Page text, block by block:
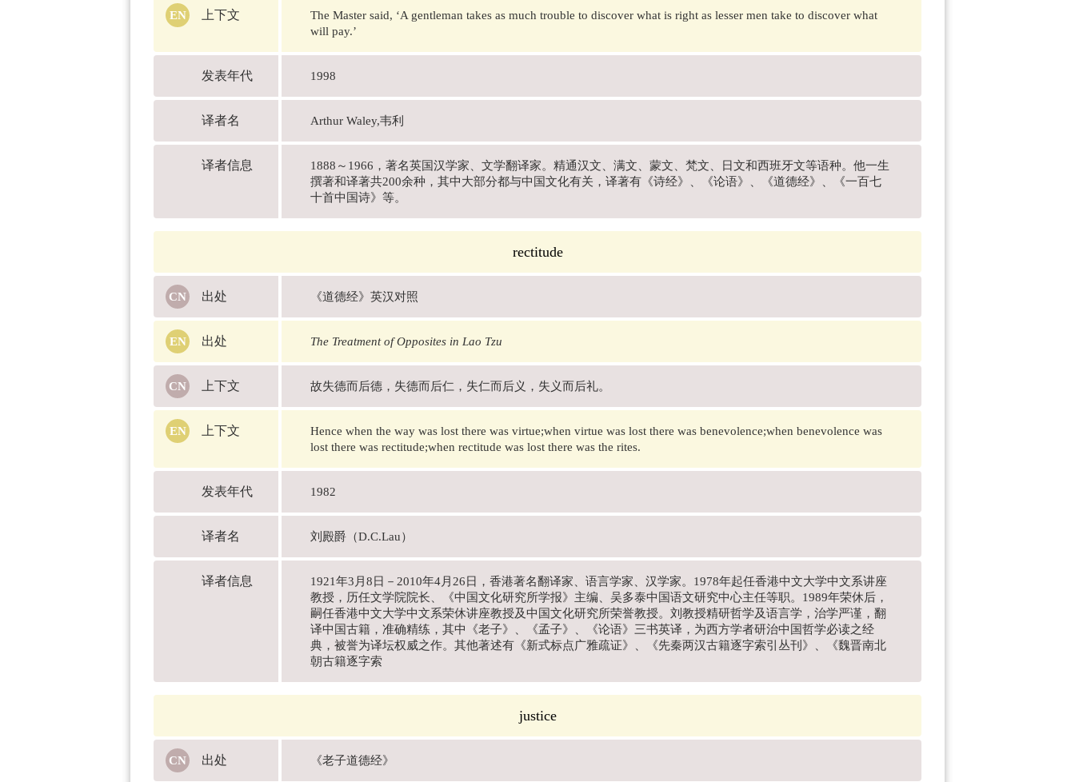
上下文
The Master said, ‘A gentleman takes as much trouble to discover what is right as lesser men take to discover what
will pay.’
发表年代 1998
译者名 Arthur Waley,韦利
译者信息
1888～1966，著名英国汉学家、文学翻译家。精通汉文、满文、蒙文、梵文、日文和西班牙文等语种。他一生
撰著和译著共200余种，其中大部分都与中国文化有关，译著有《诗经》、《论语》、《道德经》、《一百七
十首中国诗》等。
rectitude
出处 《道德经》英汉对照
出处 The Treatment of Opposites in Lao Tzu
上下文 故失德而后德，失德而后仁，失仁而后义，失义而后礼。
上下文
Hence when the way was lost there was virtue;when virtue was lost there was benevolence;when benevolence was
lost there was rectitude;when rectitude was lost there was the rites.
发表年代 1982
译者名 刘殿爵（D.C.Lau）
译者信息
1921年3月8日－2010年4月26日，香港著名翻译家、语言学家、汉学家。1978年起任香港中文大学中文系讲座
教授，历任文学院院长、《中国文化研究所学报》主编、吴多泰中国语文研究中心主任等职。1989年荣休后，
嗣任香港中文大学中文系荣休讲座教授及中国文化研究所荣誉教授。刘教授精研哲学及语言学，治学严谨，翻
译中国古籍，准确精练，其中《老子》、《孟子》、《论语》三书英译，为西方学者研治中国哲学必读之经
典，被誉为译坛权威之作。其他著述有《新式标点广雅疏证》、《先秦两汉古籍逐字索引丛刊》、《魏晋南北
朝古籍逐字索
justice
出处 《老子道德经》